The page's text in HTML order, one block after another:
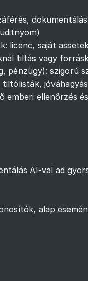
licenc, saját
tiltás vagy
pénzügy): szigorú
emberi ellenőrzés
AI-val ad
alap